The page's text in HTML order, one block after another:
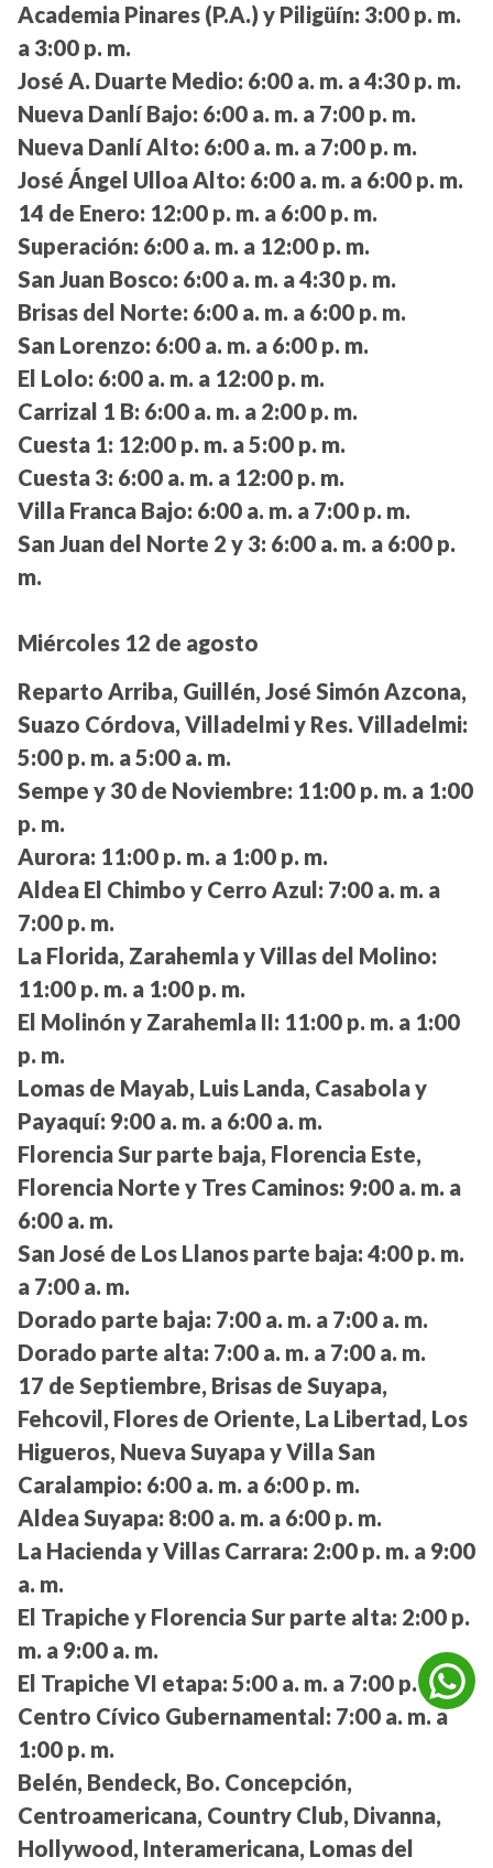
Academia Pinares (P.A.) y Piligüín: 3:00 p. m.
a 3:00 p. m.
José A. Duarte Medio: 6:00 a. m. a 4:30 p. m.
Nueva Danlí Bajo: 6:00 a. m. a 7:00 p. m.
Nueva Danlí Alto: 6:00 a. m. a 7:00 p. m.
José Ángel Ulloa Alto: 6:00 a. m. a 6:00 p. m.
14 de Enero: 12:00 p. m. a 6:00 p. m.
Superación: 6:00 a. m. a 12:00 p. m.
San Juan Bosco: 6:00 a. m. a 4:30 p. m.
Brisas del Norte: 6:00 a. m. a 6:00 p. m.
San Lorenzo: 6:00 a. m. a 6:00 p. m.
El Lolo: 6:00 a. m. a 12:00 p. m.
Carrizal 1 B: 6:00 a. m. a 2:00 p. m.
Cuesta 1: 12:00 p. m. a 5:00 p. m.
Cuesta 3: 6:00 a. m. a 12:00 p. m.
Villa Franca Bajo: 6:00 a. m. a 7:00 p. m.
San Juan del Norte 2 y 3: 6:00 a. m. a 6:00 p.
m.
Miércoles 12 de agosto
Reparto Arriba, Guillén, José Simón Azcona,
Suazo Córdova, Villadelmi y Res. Villadelmi:
5:00 p. m. a 5:00 a. m.
Sempe y 30 de Noviembre: 11:00 p. m. a 1:00
p. m.
Aurora: 11:00 p. m. a 1:00 p. m.
Aldea El Chimbo y Cerro Azul: 7:00 a. m. a
7:00 p. m.
La Florida, Zarahemla y Villas del Molino:
11:00 p. m. a 1:00 p. m.
El Molinón y Zarahemla II: 11:00 p. m. a 1:00
p. m.
Lomas de Mayab, Luis Landa, Casabola y
Payaquí: 9:00 a. m. a 6:00 a. m.
Florencia Sur parte baja, Florencia Este,
Florencia Norte y Tres Caminos: 9:00 a. m. a
6:00 a. m.
San José de Los Llanos parte baja: 4:00 p. m.
a 7:00 a. m.
Dorado parte baja: 7:00 a. m. a 7:00 a. m.
Dorado parte alta: 7:00 a. m. a 7:00 a. m.
17 de Septiembre, Brisas de Suyapa,
Fehcovil, Flores de Oriente, La Libertad, Los
Higueros, Nueva Suyapa y Villa San
Caralampio: 6:00 a. m. a 6:00 p. m.
Aldea Suyapa: 8:00 a. m. a 6:00 p. m.
La Hacienda y Villas Carrara: 2:00 p. m. a 9:00
a. m.
El Trapiche y Florencia Sur parte alta: 2:00 p.
m. a 9:00 a. m.
El Trapiche VI etapa: 5:00 a. m. a 7:00 p. m.
Centro Cívico Gubernamental: 7:00 a. m. a
1:00 p. m.
Belén, Bendeck, Bo. Concepción,
Centroamericana, Country Club, Divanna,
Hollywood, Interamericana, Lomas del